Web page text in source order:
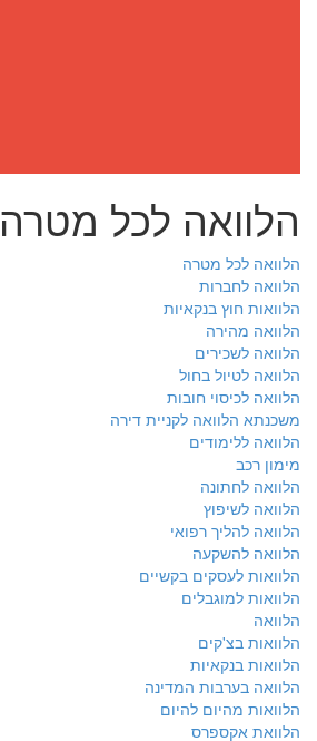
הלוואה לכל מטרה
הלוואה לכל מטרה
הלוואה לחברות
הלוואות חוץ בנקאיות
הלוואה מהירה
הלוואה לשכירים
הלוואה לטיול בחול
הלוואה לכיסוי חובות
משכנתא הלוואה לקניית דירה
הלוואה ללימודים
מימון רכב
הלוואה לחתונה
הלוואה לשיפוץ
הלוואה להליך רפואי
הלוואה להשקעה
הלוואות לעסקים בקשיים
הלוואות למוגבלים
הלוואה
הלוואות בצ'קים
הלוואות בנקאיות
הלוואה בערבות המדינה
הלוואות מהיום להיום
הלוואת אקספרס